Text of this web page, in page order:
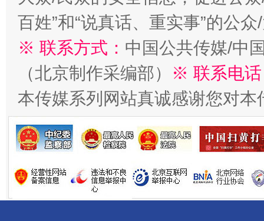
习近平的博鳌关键词
魏明亮
百姓”和“说真话、重实事”的公
※ 联系方式： 中国公共传媒/中
（北京制作采编部）
※ 联系电
本传媒系列网站真诚感谢您对